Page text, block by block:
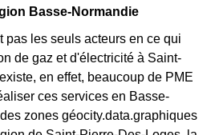
Basse-Normandie
pas les seuls acteurs en ce qui
de gaz et d'électricité à Saint-
en effet, beaucoup de PME
ces services en Basse-
zones géocity.data.graphiques